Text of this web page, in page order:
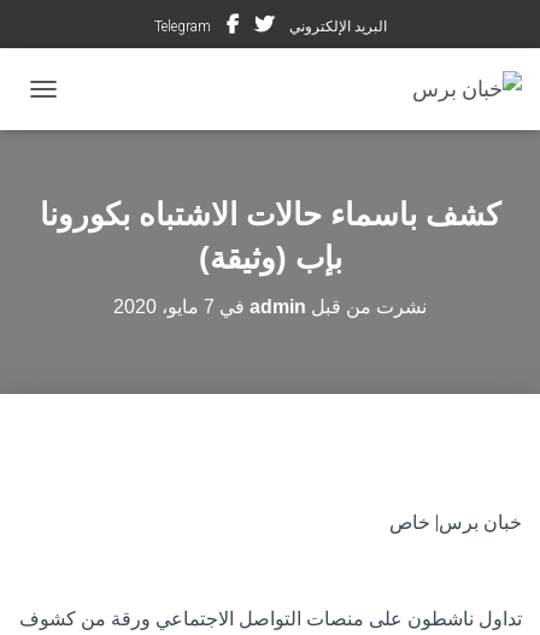
البريد الإلكتروني Telegram
كشف باسماء حالات الاشتباه بكورونا
بإب (وثيقة)
نشرت من قبل admin في 7 مايو، 2020
خبان برس| خاص
تداول ناشطون على منصات التواصل الاجتماعي ورقة من كشوف